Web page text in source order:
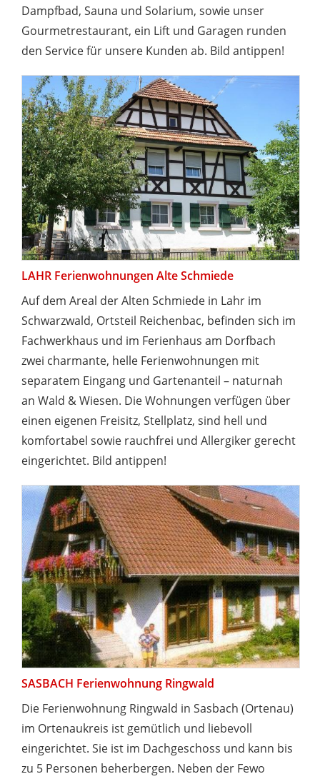
Dampfbad, Sauna und Solarium, sowie unser
Gourmetrestaurant, ein Lift und Garagen runden
den Service für unsere Kunden ab. Bild antippen!
LAHR Ferienwohnungen Alte Schmiede
Auf dem Areal der Alten Schmiede in Lahr im
Schwarzwald, Ortsteil Reichenbac, befinden sich im
Fachwerkhaus und im Ferienhaus am Dorfbach
zwei charmante, helle Ferienwohnungen mit
separatem Eingang und Gartenanteil – naturnah
an Wald & Wiesen. Die Wohnungen verfügen über
einen eigenen Freisitz, Stellplatz, sind hell und
komfortabel sowie rauchfrei und Allergiker gerecht
eingerichtet. Bild antippen!
SASBACH Ferienwohnung Ringwald
Die Ferienwohnung Ringwald in Sasbach (Ortenau)
im Ortenaukreis ist gemütlich und liebevoll
eingerichtet. Sie ist im Dachgeschoss und kann bis
zu 5 Personen beherbergen. Neben der Fewo